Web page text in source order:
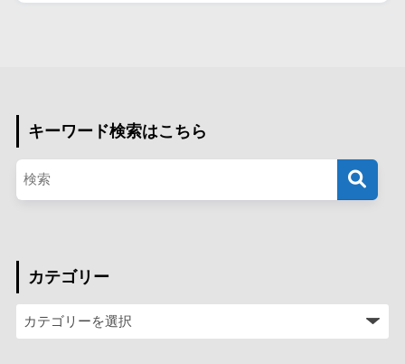
キーワード検索はこちら
カテゴリー